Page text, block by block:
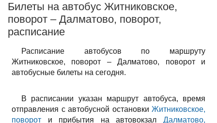
Билеты на автобус Житниковское,
поворот – Далматово, поворот,
расписание
Расписание автобусов по маршруту
Житниковское, поворот – Далматово, поворот и
автобусные билеты на сегодня.
В расписании указан маршрут автобуса, время
отправления с автобусной остановки Житниковское,
поворот и прибытия на автовокзал Далматово,